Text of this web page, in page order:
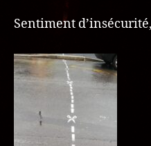
Sentiment